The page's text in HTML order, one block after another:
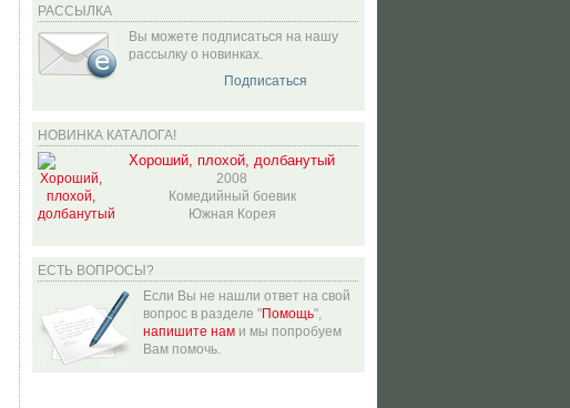
РАССЫЛКА
Вы можете подписаться на нашу
рассылку о новинках.
Подписаться
НОВИНКА КАТАЛОГА!
Хороший, плохой, долбанутый
2008
Комедийный боевик
Южная Корея
ЕСТЬ ВОПРОСЫ?
Если Вы не нашли ответ на свой
вопрос в разделе "Помощь",
напишите нам и мы попробуем
Вам помочь.